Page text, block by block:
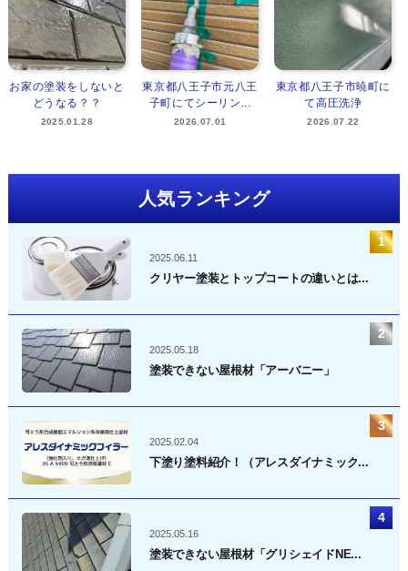
お家の塗装をしないと
どうなる？？
2025.01.28
東京都八王子市元八王
子町にてシーリン...
2026.07.01
東京都八王子市暁町に
て高圧洗浄
2026.07.22
人気ランキング
2025.06.11
クリヤー塗装とトップコートの違いとは...
2025.05.18
塗装できない屋根材「アーバニー」
2025.02.04
下塗り塗料紹介！（アレスダイナミック...
2025.05.16
塗装できない屋根材「グリシェイドNE...